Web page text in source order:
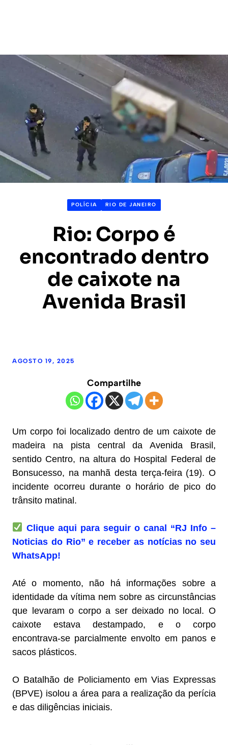
POLÍCIA RIO DE JANEIRO
Rio: Corpo é
encontrado dentro
de caixote na
Avenida Brasil
AGOSTO 19, 2025
Compartilhe
Um corpo foi localizado dentro de um caixote de
madeira na pista central da Avenida Brasil,
sentido Centro, na altura do Hospital Federal de
Bonsucesso, na manhã desta terça-feira (19). O
incidente ocorreu durante o horário de pico do
trânsito matinal.
Clique aqui para seguir o canal “RJ Info –
Noticias do Rio” e receber as notícias no seu
WhatsApp!
Até o momento, não há informações sobre a
identidade da vítima nem sobre as circunstâncias
que levaram o corpo a ser deixado no local. O
caixote estava destampado, e o corpo
encontrava-se parcialmente envolto em panos e
sacos plásticos.
O Batalhão de Policiamento em Vias Expressas
(BPVE) isolou a área para a realização da perícia
e das diligências iniciais.